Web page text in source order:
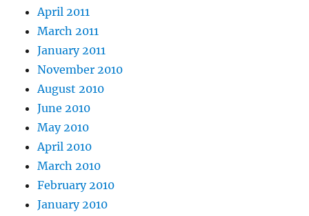
April 2011
March 2011
January 2011
November 2010
August 2010
June 2010
May 2010
April 2010
March 2010
February 2010
January 2010